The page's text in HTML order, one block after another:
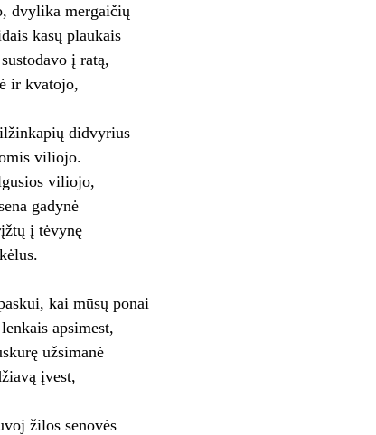
dvylika mergaičių
kasų plaukais
į ratą,
ir kvatojo,
didvyrius
viliojo.
viliojo,
gadynė
į tėvynę
kai mūsų ponai
apsimest,
užsimanė
įvest,
žilos senovės